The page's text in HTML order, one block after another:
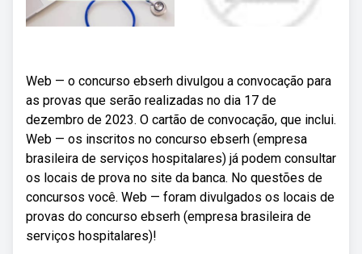
Web — o concurso ebserh divulgou a convocação para
as provas que serão realizadas no dia 17 de
dezembro de 2023. O cartão de convocação, que inclui.
Web — os inscritos no concurso ebserh (empresa
brasileira de serviços hospitalares) já podem consultar
os locais de prova no site da banca. No questões de
concursos você. Web — foram divulgados os locais de
provas do concurso ebserh (empresa brasileira de
serviços hospitalares)!